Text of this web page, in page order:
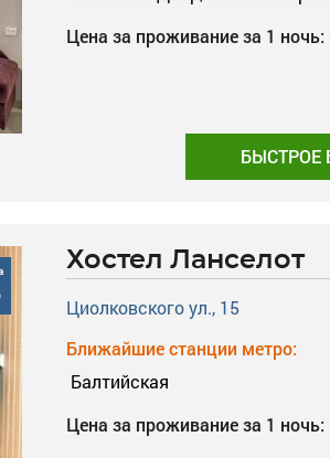
Цена за проживание за 1 ночь:
БЫСТРОЕ
Хостел Ланселот
Циолковского ул., 15
Ближайшие станции метро:
Балтийская
Цена за проживание за 1 ночь: